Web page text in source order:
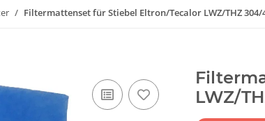
Filtermattenset für Stiebel Eltron/Tecalor LWZ/THZ
LWZ/